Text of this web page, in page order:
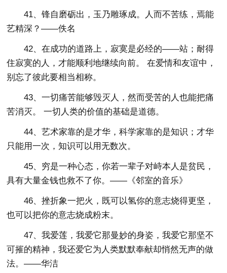
41、锋自磨砺出，玉乃雕琢成。人而不苦练，焉能
艺精深？——佚名
42、在成功的道路上，寂寞是必经的——站；耐得
住寂寞的人，才能顺利地继续向前。 在爱情和友谊中，
别忘了彼此要相当相称。
43、一切痛苦能够毁灭人，然而受苦的人也能把痛
苦消灭。 一切人类的价值的基础是道德。
44、艺术家靠的是才华，科学家靠的是知识；才华
只能用一次，知识可以用无数次。
45、穷是一种心态，你若一辈子对峙本人是贫民，
具有大量金钱也救不了你。——《邻室的音乐》
46、挫折象一把火，既可以氢你的意志烧得更坚，
也可以把你的意志烧成粉末。
47、我爱莲，我爱它那曼妙的身姿，我爱它那坚不
可摧的精神，我还爱它为人类默默奉献却悄然无声的做
法。——华洁